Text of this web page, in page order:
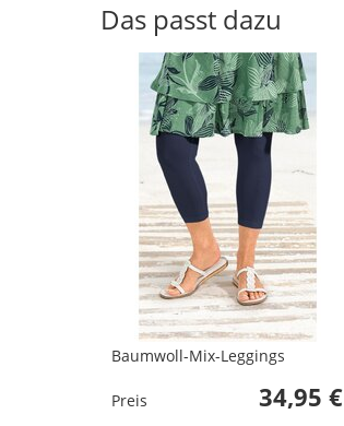
Das passt dazu
Baumwoll-Mix-Leggings
Preis 34,95 €